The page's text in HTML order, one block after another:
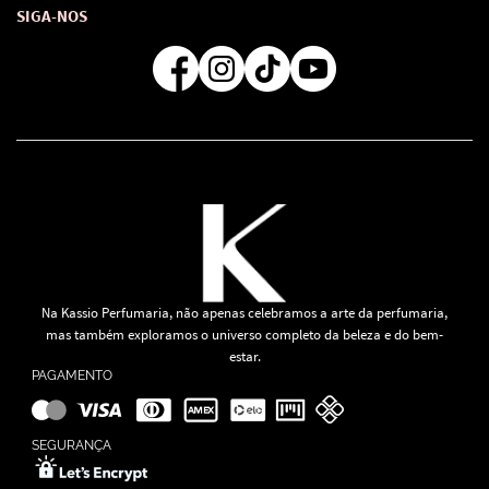
Formas de Pagamento
Regra de Frete Grátis
SIGA-NOS
Na Kassio Perfumaria, não apenas celebramos a arte da perfumaria,
mas também exploramos o universo completo da beleza e do bem-
estar.
PAGAMENTO
SEGURANÇA